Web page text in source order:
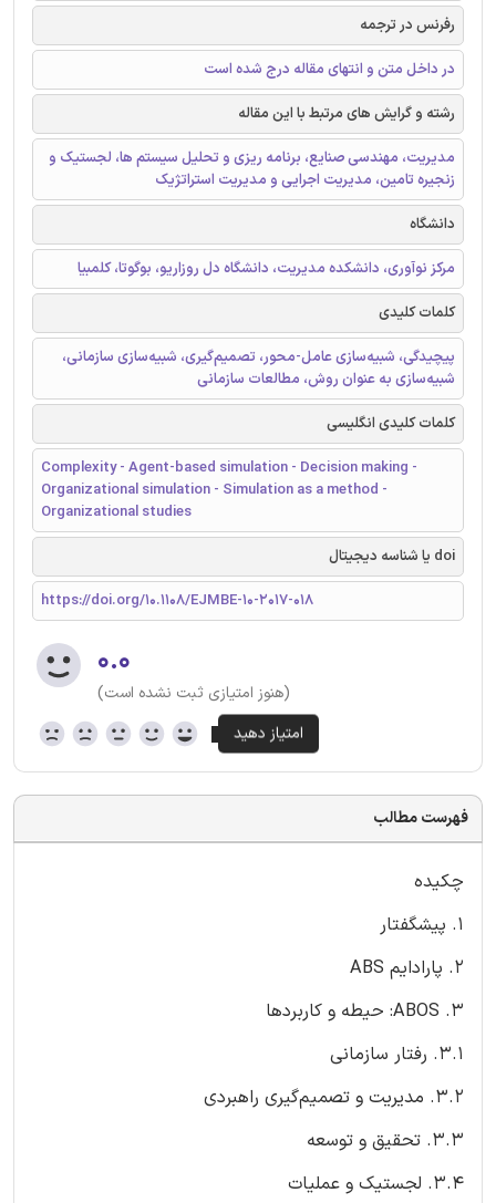
رفرنس در ترجمه
در داخل متن و انتهای مقاله درج شده است
رشته و گرایش های مرتبط با این مقاله
مدیریت، مهندسی صنایع، برنامه ریزی و تحلیل سیستم ها، لجستیک و
زنجیره تامین، مدیریت اجرایی و مدیریت استراتژیک
دانشگاه
مرکز نوآوری، دانشکده مدیریت، دانشگاه دل روزاریو، بوگوتا، کلمبیا
کلمات کلیدی
پیچیدگی، شبیه‌سازی عامل-محور، تصمیم‌گیری، شبیه‌سازی سازمانی،
شبیه‌سازی به عنوان روش، مطالعات سازمانی
کلمات کلیدی انگلیسی
Complexity - Agent-based simulation - Decision making -
Organizational simulation - Simulation as a method -
Organizational studies
doi یا شناسه دیجیتال
https://doi.org/10.1108/EJMBE-10-2017-018
۰.۰
(هنوز امتیازی ثبت نشده است)
فهرست مطالب
چکیده
۱. پیشگفتار
۲. پارادایم ABS
۳. ABOS: حیطه و کاربردها
۳.۱. رفتار سازمانی
۳.۲. مدیریت و تصمیم‌گیری راهبردی
۳.۳. تحقیق و توسعه
۳.۴. لجستیک و عملیات